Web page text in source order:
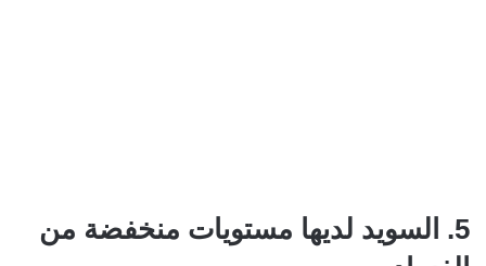
5. السويد لديها مستويات منخفضة من